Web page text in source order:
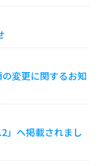
変更に関するお知
」へ掲載されまし